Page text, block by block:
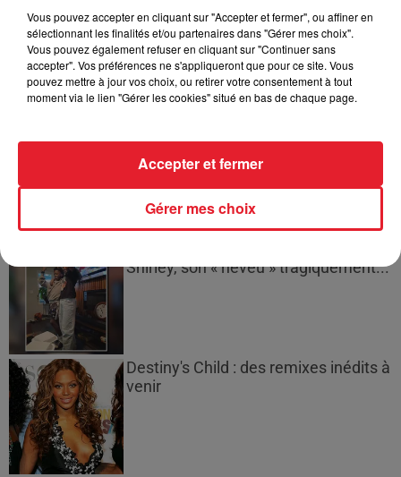
Bouches-du-Rhône : les ossements
de deux militaires disparus...
Shirley, son « neveu » tragiquement...
Destiny's Child : des remixes inédits à
venir
Vous pouvez accepter en cliquant sur "Accepter et fermer", ou affiner en
sélectionnant les finalités et/ou partenaires dans "Gérer mes choix".
Vous pouvez également refuser en cliquant sur "Continuer sans
accepter". Vos préférences ne s'appliqueront que pour ce site. Vous
pouvez mettre à jour vos choix, ou retirer votre consentement à tout
moment via le lien "Gérer les cookies" situé en bas de chaque page.
Gérer mes choix
Accepter et fermer